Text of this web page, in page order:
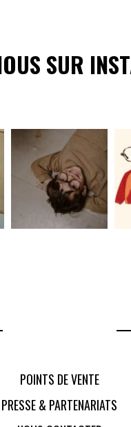
SUR
POINTS DE VENTE
PRESSE & PARTENARIATS